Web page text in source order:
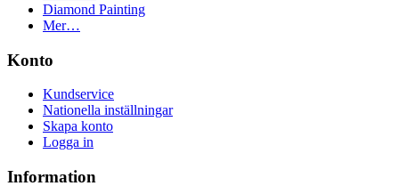
Diamond Painting
Mer…
Konto
Kundservice
Nationella inställningar
Skapa konto
Logga in
Information